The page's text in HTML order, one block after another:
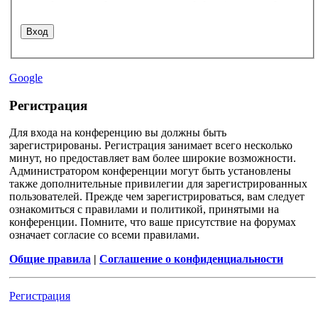
Google
Регистрация
Для входа на конференцию вы должны быть
зарегистрированы. Регистрация занимает всего несколько
минут, но предоставляет вам более широкие возможности.
Администратором конференции могут быть установлены
также дополнительные привилегии для зарегистрированных
пользователей. Прежде чем зарегистрироваться, вам следует
ознакомиться с правилами и политикой, принятыми на
конференции. Помните, что ваше присутствие на форумах
означает согласие со всеми правилами.
Общие правила | Соглашение о конфиденциальности
Регистрация